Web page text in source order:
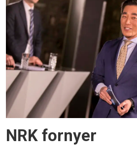
NRK fornyer